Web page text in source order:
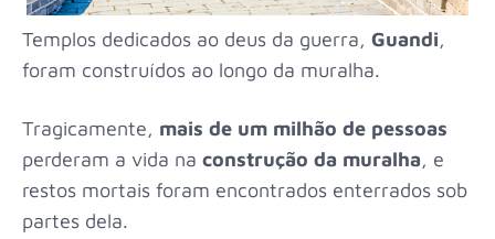
Templos dedicados ao deus da guerra, Guandi,
foram construídos ao longo da muralha.
Tragicamente, mais de um milhão de pessoas
perderam a vida na construção da muralha, e
restos mortais foram encontrados enterrados sob
partes dela.